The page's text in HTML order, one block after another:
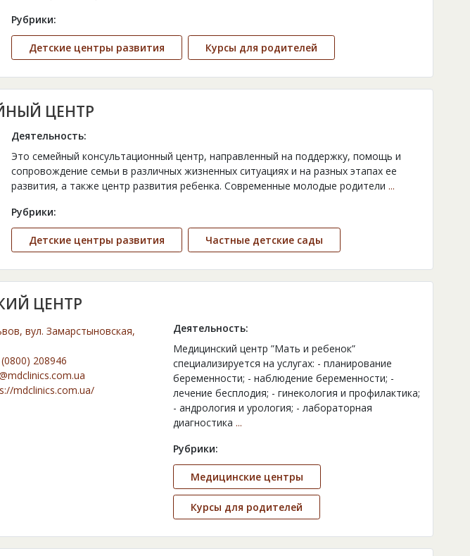
Рубрики:
Детские центры развития Курсы для родителей
ЦЕНТР
Деятельность:
Это семейный консультационный центр, направленный на поддержку, помощь и
сопровождение семьи в различных жизненных ситуациях и на разных этапах ее
развития, а также центр развития ребенка. Современные молодые родители ...
Рубрики:
Детские центры развития Частные детские сады
ЦЕНТР
вул. Замарстыновская,
208946
mdclinics.com.ua/
Деятельность:
Медицинский центр ”Мать и ребенок”
специализируется на услугах: - планирование
беременности; - наблюдение беременности; -
лечение бесплодия; - гинекология и профилактика;
- андрология и урология; - лабораторная
диагностика ...
Рубрики:
Медицинские центры
Курсы для родителей